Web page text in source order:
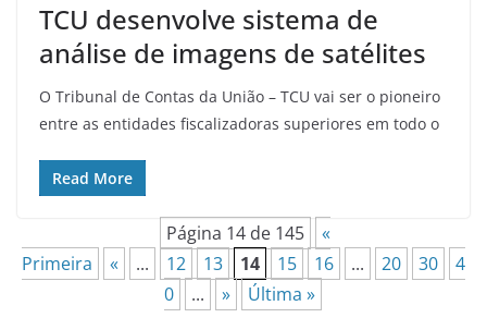
TCU desenvolve sistema de
análise de imagens de satélites
O Tribunal de Contas da União – TCU vai ser o pioneiro
entre as entidades fiscalizadoras superiores em todo o
Read More
Página 14 de 145
«
Primeira
« ... 12 13 14 15 16 ... 20 30
4
0
... » Última »